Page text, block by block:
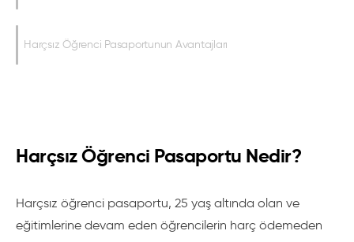
Harçsız Öğrenci Pasaportunun Avantajları
Harçsız Öğrenci Pasaportu Nedir?
Harçsız öğrenci pasaportu, 25 yaş altında olan ve
eğitimlerine devam eden öğrencilerin harç ödemeden